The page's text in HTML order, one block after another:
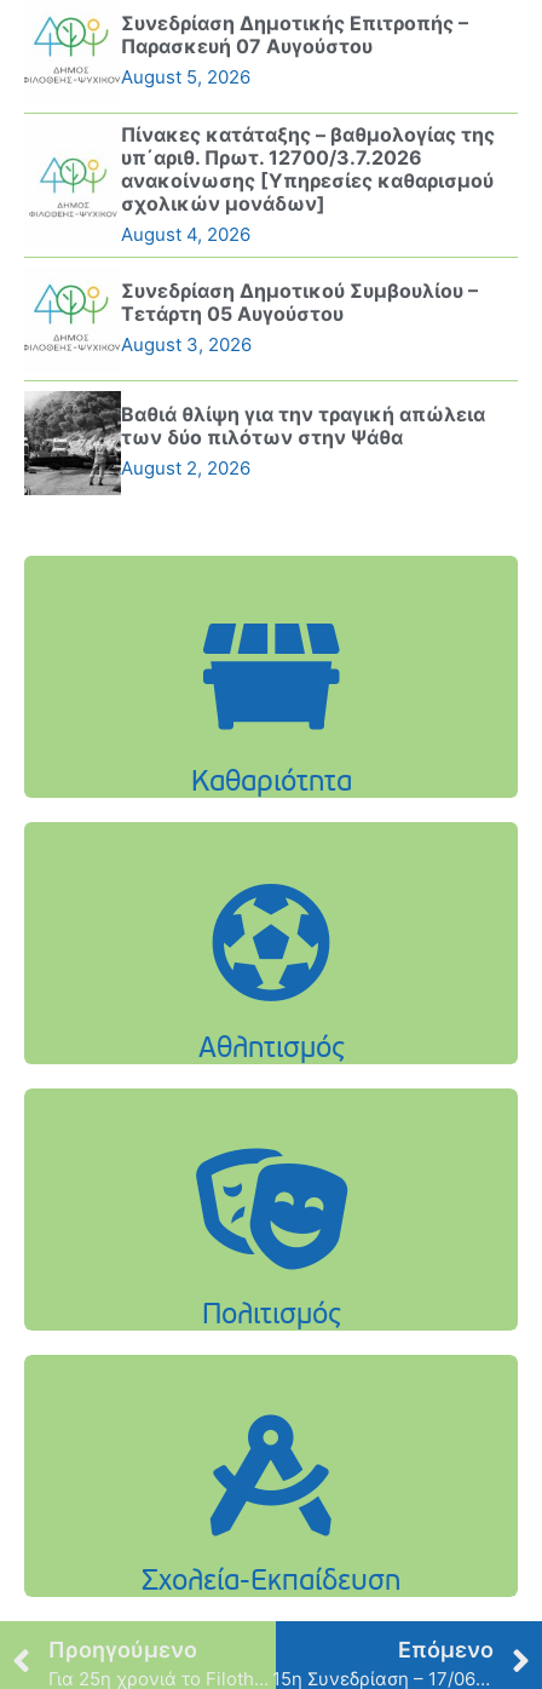
Συνεδρίαση Δημοτικής Επιτροπής –
Παρασκευή 07 Αυγούστου
August 5, 2026
Πίνακες κατάταξης – βαθμολογίας της
υπ΄αριθ. Πρωτ. 12700/3.7.2026
ανακοίνωσης [Υπηρεσίες καθαρισμού
σχολικών μονάδων]
August 4, 2026
Συνεδρίαση Δημοτικού Συμβουλίου –
Τετάρτη 05 Αυγούστου
August 3, 2026
Βαθιά θλίψη για την τραγική απώλεια
των δύο πιλότων στην Ψάθα
August 2, 2026
Προηγούμενο
Για 25η χρονιά το Filothei Women Gala έρχεται στον Δήμο μας την Τετάρτη 19 Ιουνίου
Επόμενο
15η Συνεδρίαση – 17/06/2024